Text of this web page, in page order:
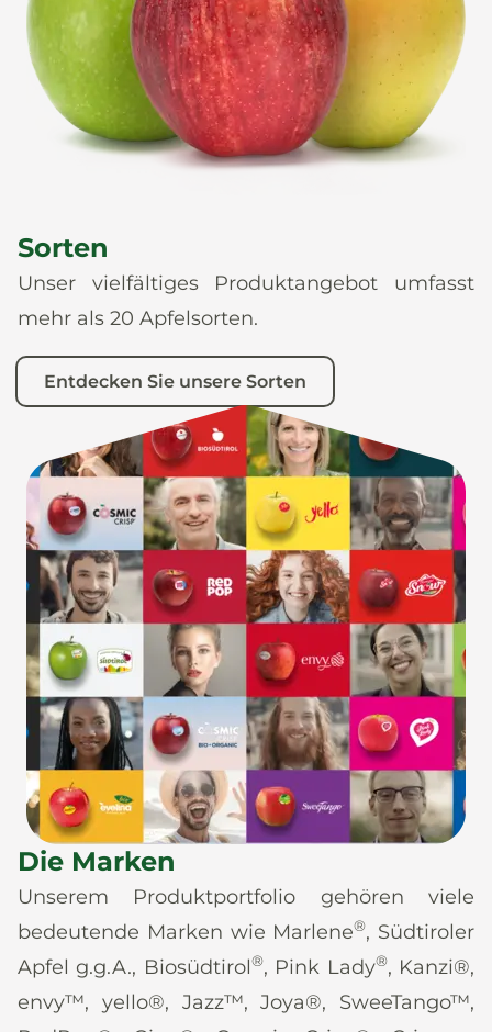
News
Es
Sorten
Unser vielfältiges Produktangebot umfasst
mehr als 20 Apfelsorten.
Entdecken Sie unsere Sorten
Die Marken
Unserem Produktportfolio gehören viele
bedeutende Marken wie Marlene®, Südtiroler
Apfel g.g.A., Biosüdtirol®, Pink Lady®, Kanzi®,
envy™, yello®, Jazz™, Joya®, SweeTango™,